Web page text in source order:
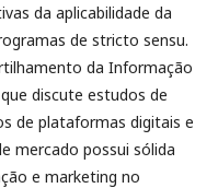
da aplicabilidade da
de stricto sensu.
da Informação
discute estudos de
de plataformas digitais e
mercado possui sólida
e marketing no